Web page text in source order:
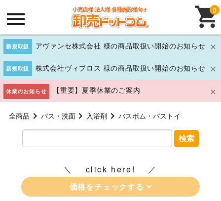
新規取扱 アヴァンセ株式会社 様の商品取扱い開始のお知らせ
新規取扱 株式会社ヴィプロス 様の商品取扱い開始のお知らせ
休業のお知らせ 【重要】夏季休業のご案内
0
全商品 バス・洗面 入浴剤 バスボム・バストイ
検索
click here!
価格をチェックする